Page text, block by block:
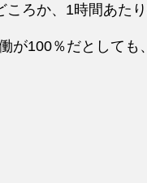
ろか、1時間あた
が100％だとしても